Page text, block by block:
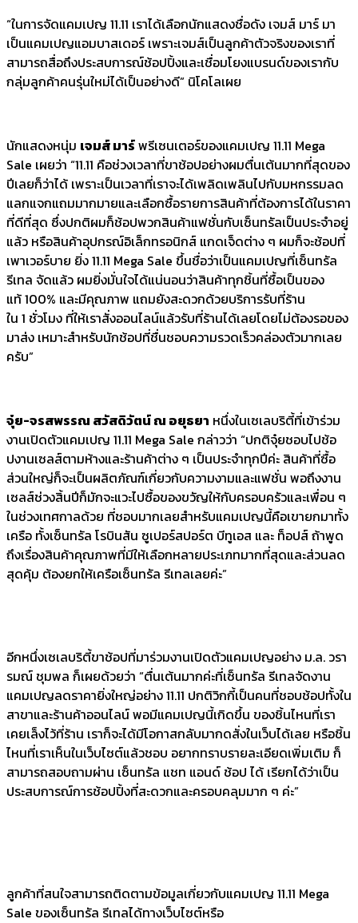
“ในการจัดแคมเปญ 11.11 เราได้เลือกนักแสดงชื่อดัง เจมส์ มาร์ มา
เป็นแคมเปญแอมบาสเดอร์ เพราะเจมส์เป็นลูกค้าตัวจริงของเราที่
สามารถสื่อถึงประสบการณ์ช้อปปิ้งและเชื่อมโยงแบรนด์ของเรากับ
กลุ่มลูกค้าคนรุ่นใหม่ได้เป็นอย่างดี” นิโคโลเผย
นักแสดงหนุ่ม เจมส์ มาร์พรีเซนเตอร์ของแคมเปญ 11.11 Mega
Sale เผยว่า “11.11 คือช่วงเวลาที่ขาช้อปอย่างผมตื่นเต้นมากที่สุดของ
ปีเลยก็ว่าได้ เพราะเป็นเวลาที่เราจะได้เพลิดเพลินไปกับมหกรรมลด
แลกแจกแถมมากมายและเลือกซื้อรายการสินค้าที่ต้องการได้ในราคา
ที่ดีที่สุด ซึ่งปกติผมก็ช้อปพวกสินค้าแฟชั่นกับเซ็นทรัลเป็นประจำอยู่
แล้ว หรือสินค้าอุปกรณ์อิเล็กทรอนิกส์ แกดเจ็ดต่าง ๆ ผมก็จะช้อปที่
เพาเวอร์บาย ยิ่ง 11.11 Mega Sale ขึ้นชื่อว่าเป็นแคมเปญที่เซ็นทรัล
รีเทล จัดแล้ว ผมยิ่งมั่นใจได้แน่นอนว่าสินค้าทุกชิ้นที่ซื้อเป็นของ
แท้ 100% และมีคุณภาพ แถมยังสะดวกด้วยบริการรับที่ร้าน
ใน 1 ชั่วโมง ที่ให้เราสั่งออนไลน์แล้วรับที่ร้านได้เลยโดยไม่ต้องรอของ
มาส่ง เหมาะสำหรับนักช้อปที่ชื่นชอบความรวดเร็วคล่องตัวมากเลย
ครับ”
จุ๋ย-จรสพรรณ สวัสดิวัตน์ ณ อยุธยา หนึ่งในเซเลบริตี้ที่เข้าร่วม
งานเปิดตัวแคมเปญ 11.11 Mega Sale กล่าวว่า “ปกติจุ๋ยชอบไปช้อ
ปงานเซลส์ตามห้างและร้านค้าต่าง ๆ เป็นประจำทุกปีค่ะ สินค้าที่ซื้อ
ส่วนใหญ่ก็จะเป็นผลิตภัณฑ์เกี่ยวกับความงามและแฟชั่น พอถึงงาน
เซลส์ช่วงสิ้นปีก็มักจะแวะไปซื้อของขวัญให้กับครอบครัวและเพื่อน ๆ
ในช่วงเทศกาลด้วย ที่ชอบมากเลยสำหรับแคมเปญนี้คือเขายกมาทั้ง
เครือ ทั้งเซ็นทรัล โรบินสัน ซูเปอร์สปอร์ต บีทูเอส และ ท็อปส์ ถ้าพูด
ถึงเรื่องสินค้าคุณภาพที่มีให้เลือกหลายประเภทมากที่สุดและส่วนลด
สุดคุ้ม ต้องยกให้เครือเซ็นทรัล รีเทลเลยค่ะ”
อีกหนึ่งเซเลบริตี้ขาช้อปที่มาร่วมงานเปิดตัวแคมเปญอย่าง ม.ล. วรา
รมณ์ ชุมพล ก็เผยด้วยว่า “ตื่นเต้นมากค่ะที่เซ็นทรัล รีเทลจัดงาน
แคมเปญลดราคายิ่งใหญ่อย่าง 11.11 ปกติวิกกี้เป็นคนที่ชอบช้อปทั้งใน
สาขาและร้านค้าออนไลน์ พอมีแคมเปญนี้เกิดขึ้น ของชิ้นไหนที่เรา
เคยเล็งไว้ที่ร้าน เราก็จะได้มีโอกาสกลับมากดสั่งในเว็บได้เลย หรือชิ้น
ไหนที่เราเห็นในเว็บไซต์แล้วชอบ อยากทราบรายละเอียดเพิ่มเติม ก็
สามารถสอบถามผ่าน เซ็นทรัล แชท แอนด์ ช้อป ได้ เรียกได้ว่าเป็น
ประสบการณ์การช้อปปิ้งที่สะดวกและครอบคลุมมาก ๆ ค่ะ”
ลูกค้าที่สนใจสามารถติดตามข้อมูลเกี่ยวกับแคมเปญ 11.11 Mega
Sale ของเซ็นทรัล รีเทลได้ทางเว็บไซต์หรือ